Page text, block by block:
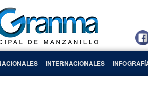
INTERNACIONALES